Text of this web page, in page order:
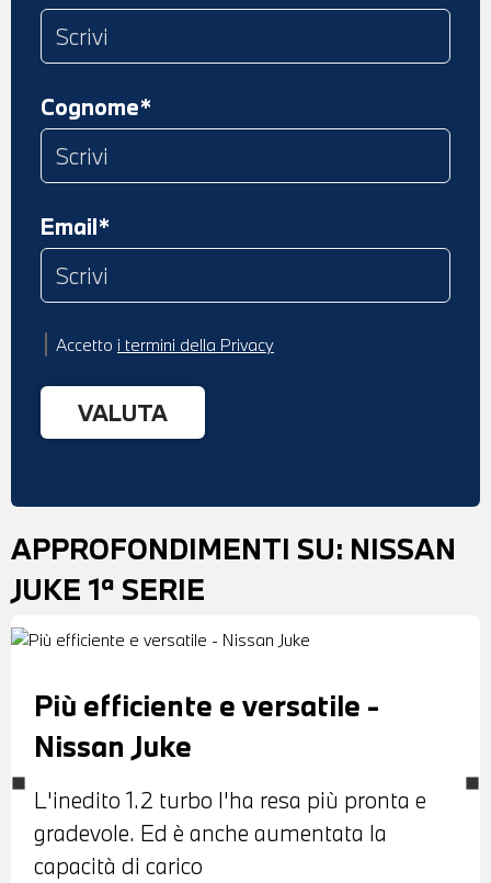
Cognome*
Email*
Accetto i termini della Privacy
APPROFONDIMENTI SU: NISSAN
JUKE 1ª SERIE
Più efficiente e versatile -
Nissan Juke
L'inedito 1.2 turbo l'ha resa più pronta e
gradevole. Ed è anche aumentata la
capacità di carico